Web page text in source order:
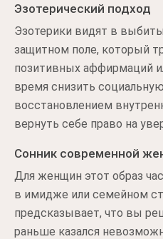
Эзотерический подход
Эзотерики видят в
защитном поле, который
позитивных аффирмаций
время снизить
восстановлением
вернуть себе право на
Сонник современной
Для женщин этот образ
в имидже или семейном
предсказывает, что вы
раньше казался